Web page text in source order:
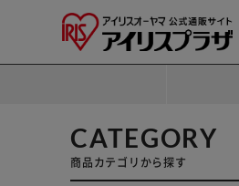
CATEGORY
商品カテゴリから探す